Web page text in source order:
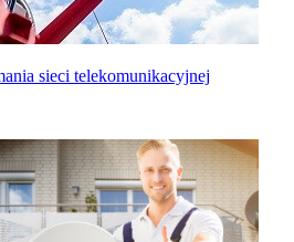
sieci telekomunikacyjnej